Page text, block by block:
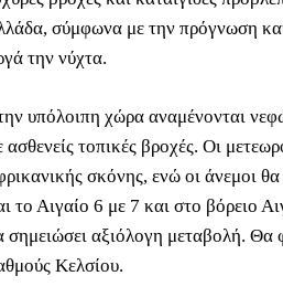
σύμφωνα με την πρόγνωση
την νύχτα.
υπόλοιπη χώρα αναμένονται
ασθενείς τοπικές βροχές. Οι
σκόνης, ενώ οι άνεμοι
το Αιγαίο 6 με 7 και στο βόρειο
σημειώσει αξιόλογη μεταβολή. Θα
Κελσίου.